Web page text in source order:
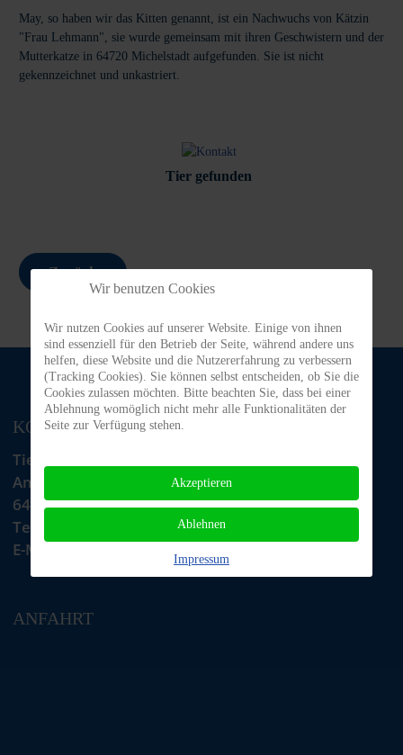
May, so haben wir das Kitten genannt, ist ein Nachwuchs von Kätzin
"Frau Lehmann", sie wurde gemeinsam mit ihren Geschwistern und der
Mutterkatze in 64720 Michelstadt aufgefunden. Sie ist nicht
gekennzeichnet und unkastriert.
Tier gefunden
Zurück
KONTAKT
Tiere in Not Odenwald e.V.
Am Morsberg 1
64385 Reichelsheim
Telefon: 06063 / 939 848
E-Mail: tino@tiere-in-not-odenwald.de
ANFAHRT
Wir benutzen Cookies
Wir nutzen Cookies auf unserer Website. Einige von ihnen
sind essenziell für den Betrieb der Seite, während andere uns
helfen, diese Website und die Nutzererfahrung zu verbessern
(Tracking Cookies). Sie können selbst entscheiden, ob Sie die
Cookies zulassen möchten. Bitte beachten Sie, dass bei einer
Ablehnung womöglich nicht mehr alle Funktionalitäten der
Seite zur Verfügung stehen.
Akzeptieren
Ablehnen
Impressum